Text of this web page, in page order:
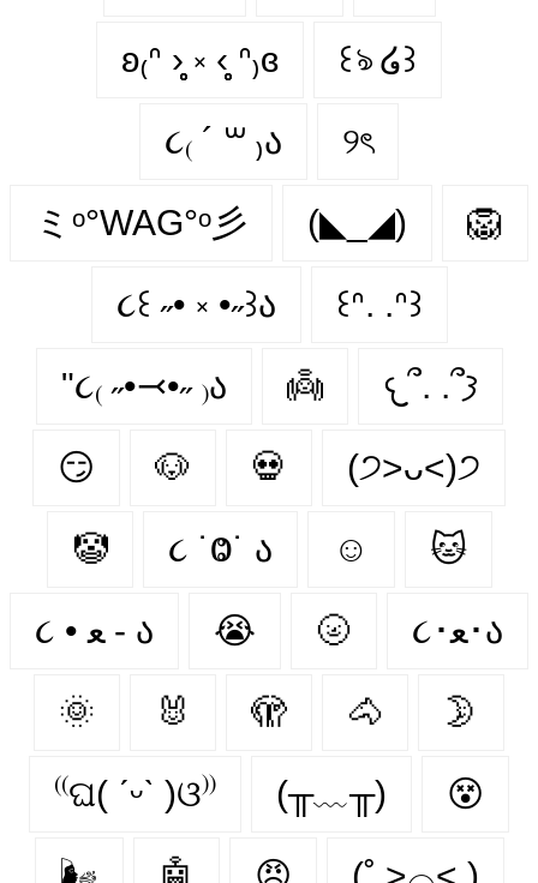
ʚ₍ᐢ ›̥̥̥ ༝ ‹̥̥̥ ᐢ₎ɞ ꒰ঌ ໒꒱
૮₍ ´ ꒳ ₎ა ୨ৎ
ミᵒ°WAG°ᵒ彡 (◣_◢) 🦁
૮꒰ ˶• ༝ •˶꒱ა ꒰ᐢ. .ᐢ꒱
"૮₍ ˶•⤙•˶ ₎ა 👼 𐔌՞. .՞𐦯
😏 🐶 💀 (੭˃ᴗ˂)੭
🤡 ૮ ˙Ⱉ˙ ა ☺ 🐱
૮ • ﻌ - ა 😭 🌝 ૮･ﻌ･ა
🌞 🐰 🫣 🐴 🌛
⁽⁽ଘ( ˊᵕˋ )ଓ⁾⁾ (╥﹏╥) 😵‍